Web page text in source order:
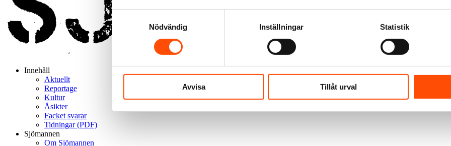
Samtyckesval
Nödvändig
Inställningar Statistik
Avvisa Tillåt urval
Innehåll
Aktuellt
Reportage
Kultur
Åsikter
Facket svarar
Tidningar (PDF)
Sjömannen
Om Sjömannen